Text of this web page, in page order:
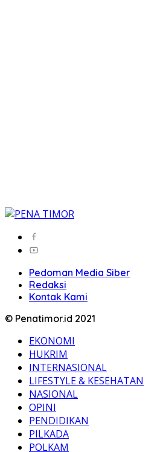
Pedoman Media Siber
Redaksi
Kontak Kami
© Penatimor.id 2021
EKONOMI
HUKRIM
INTERNASIONAL
LIFESTYLE & KESEHATAN
NASIONAL
OPINI
PENDIDIKAN
PILKADA
POLKAM